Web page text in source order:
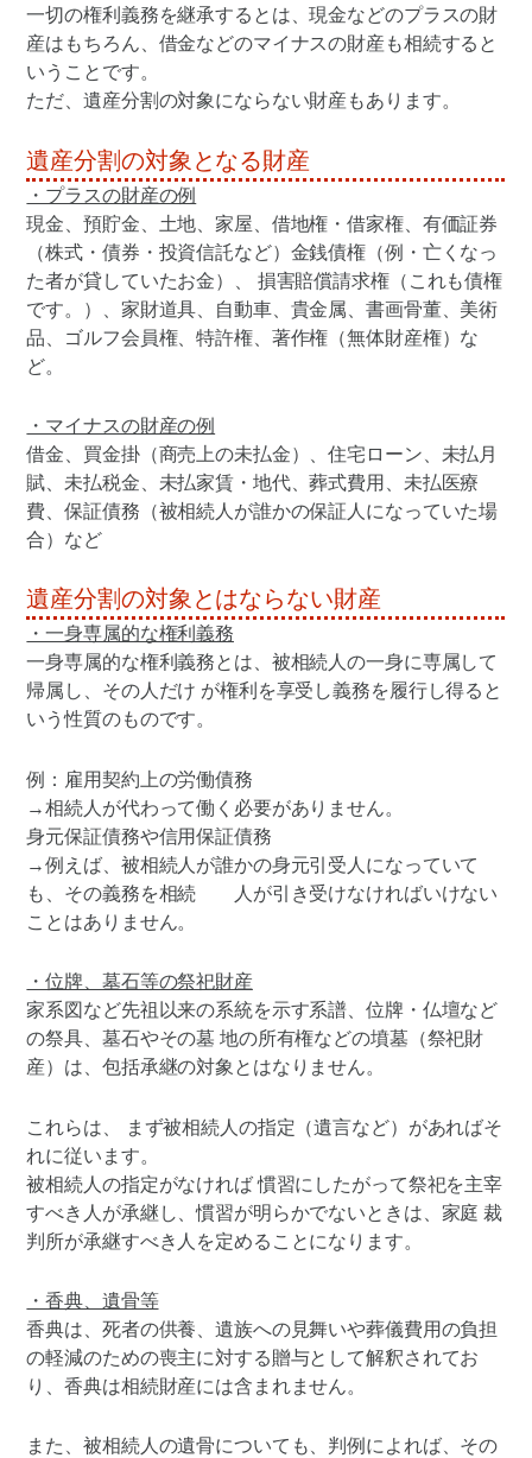
一切の権利義務を継承するとは、現金などのプラスの財
産はもちろん、借金などのマイナスの財産も相続すると
いうことです。
ただ、遺産分割の対象にならない財産もあります。
遺産分割の対象となる財産
・プラスの財産の例
現金、預貯金、土地、家屋、借地権・借家権、有価証券
（株式・債券・投資信託など）金銭債権（例・亡くなっ
た者が貸していたお金）、 損害賠償請求権（これも債権
です。）、家財道具、自動車、貴金属、書画骨董、美術
品、ゴルフ会員権、特許権、著作権（無体財産権）な
ど。
・マイナスの財産の例
借金、買金掛（商売上の未払金）、住宅ローン、未払月
賦、未払税金、未払家賃・地代、葬式費用、未払医療
費、保証債務（被相続人が誰かの保証人になっていた場
合）など
遺産分割の対象とはならない財産
・一身専属的な権利義務
一身専属的な権利義務とは、被相続人の一身に専属して
帰属し、その人だけ が権利を享受し義務を履行し得ると
いう性質のものです。
例：雇用契約上の労働債務
→相続人が代わって働く必要がありません。
身元保証債務や信用保証債務
→例えば、被相続人が誰かの身元引受人になっていて
も、その義務を相続 人が引き受けなければいけない
ことはありません。
・位牌、墓石等の祭祀財産
家系図など先祖以来の系統を示す系譜、位牌・仏壇など
の祭具、墓石やその墓 地の所有権などの墳墓（祭祀財
産）は、包括承継の対象とはなりません。
これらは、 まず被相続人の指定（遺言など）があればそ
れに従います。
被相続人の指定がなければ 慣習にしたがって祭祀を主宰
すべき人が承継し、慣習が明らかでないときは、家庭 裁
判所が承継すべき人を定めることになります。
・香典、遺骨等
香典は、死者の供養、遺族への見舞いや葬儀費用の負担
の軽減のための喪主に対する贈与として解釈されてお
り、香典は相続財産には含まれません。
また、被相続人の遺骨についても、判例によれば、その